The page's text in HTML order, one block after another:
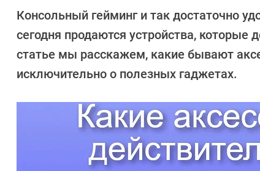
Забубенин
Консольный гейминг и так достаточно
сегодня продаются устройства,
статье мы расскажем, какие бывают
исключительно о полезных гаджетах.